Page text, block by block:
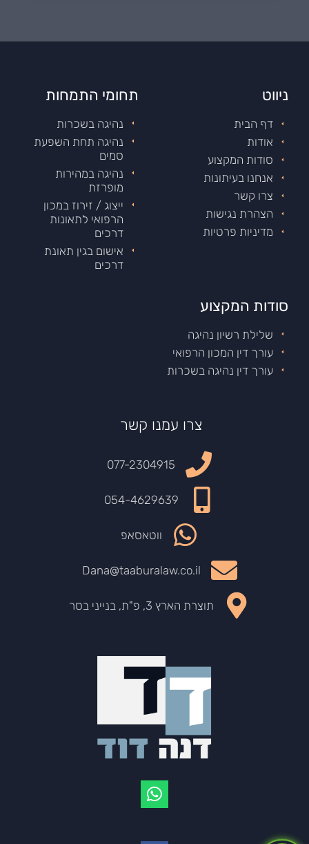
ניווט
דף הבית
אודות
סודות המקצוע
אנחנו בעיתונות
צרו קשר
הצהרת נגישות
מדיניות פרטיות
תחומי התמחות
נהיגה בשכרות
נהיגה תחת השפעת
סמים
נהיגה במהירות
מופרזת
ייצוג / זירוז במכון
הרפואי לתאונות
דרכים
אישום בגין תאונת
דרכים
סודות המקצוע
שלילת רשיון נהיגה
עורך דין המכון הרפואי
עורך דין נהיגה בשכרות
צרו עמנו קשר
077-2304915
054-4629639
ווטאסאפ
Dana@taaburalaw.co.il
תוצרת הארץ 3, פ"ת, בנייני בסר